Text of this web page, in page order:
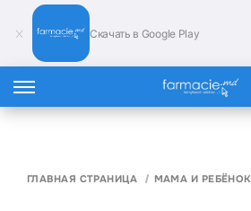
Скачать в Google Play
ГЛАВНАЯ СТРАНИЦА МАМА И РЕБЁНОК